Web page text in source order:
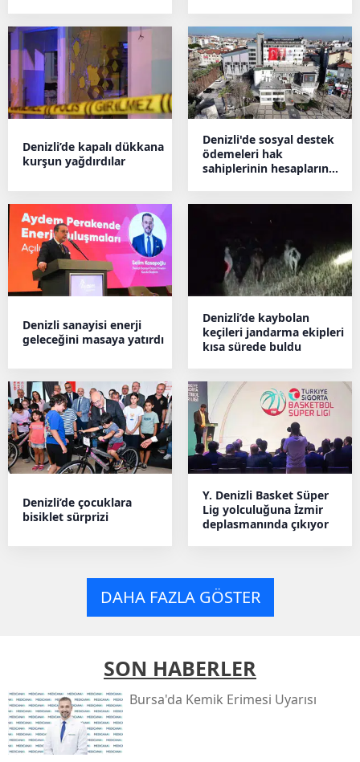
Denizli’de kapalı dükkana
kurşun yağdırdılar
Denizli'de sosyal destek
ödemeleri hak
sahiplerinin hesaplarına
Denizli sanayisi enerji
geleceğini masaya yatırdı
Denizli’de kaybolan
keçileri jandarma ekipleri
kısa sürede buldu
Denizli’de çocuklara
bisiklet sürprizi
Y. Denizli Basket Süper
Lig yolculuğuna İzmir
deplasmanında çıkıyor
DAHA FAZLA GÖSTER
SON HABERLER
Bursa'da Kemik Erimesi Uyarısı